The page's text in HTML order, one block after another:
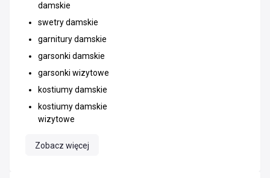
damskie
swetry damskie
garnitury damskie
garsonki damskie
garsonki wizytowe
kostiumy damskie
kostiumy damskie
wizytowe
Zobacz więcej